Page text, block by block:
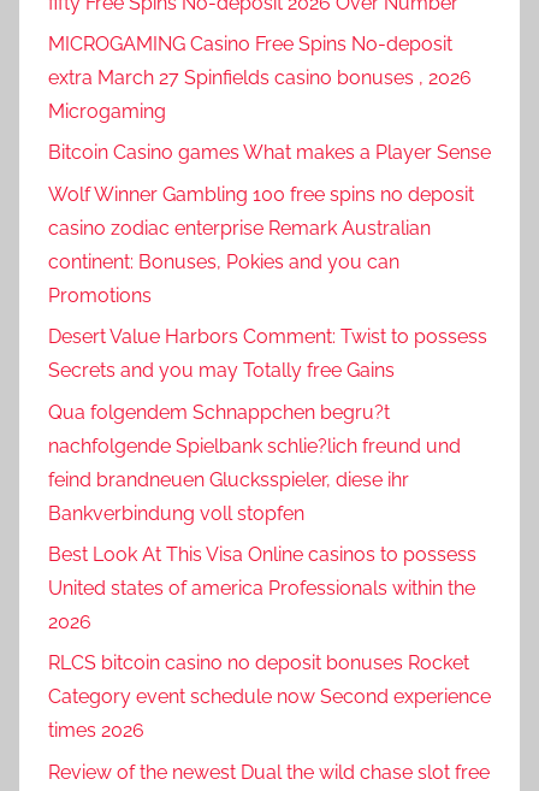
MICROGAMING Casino Free Spins No-deposit
extra March 27 Spinfields casino bonuses , 2026
Microgaming
Bitcoin Casino games What makes a Player Sense
Wolf Winner Gambling 100 free spins no deposit
casino zodiac enterprise Remark Australian
continent: Bonuses, Pokies and you can
Promotions
Desert Value Harbors Comment: Twist to possess
Secrets and you may Totally free Gains
Qua folgendem Schnappchen begru?t
nachfolgende Spielbank schlie?lich freund und
feind brandneuen Glucksspieler, diese ihr
Bankverbindung voll stopfen
Best Look At This Visa Online casinos to possess
United states of america Professionals within the
2026
RLCS bitcoin casino no deposit bonuses Rocket
Category event schedule now Second experience
times 2026
Review of the newest Dual the wild chase slot free